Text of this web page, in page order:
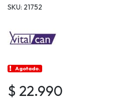
SKU: 21752
Agotado.
$ 22.990